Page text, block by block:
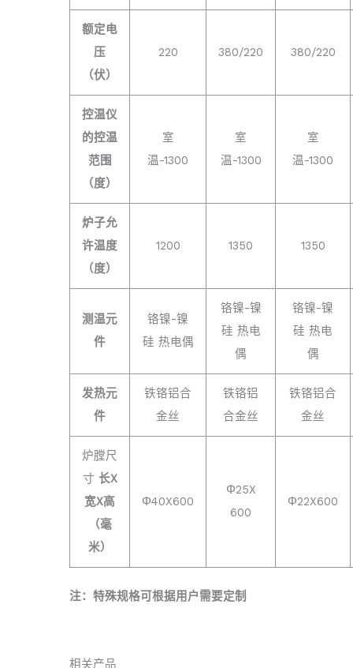
额定电
压
（伏）
220 380/220 380/220
控温仪
的控温
范围
（度）
室
温-1300
室
温-1300
室
温-1300
炉子允
许温度
（度）
1200 1350 1350
测温元
件
铬镍-镍
硅 热电偶
铬镍-镍
硅 热电
偶
铬镍-镍
硅 热电
偶
发热元
件
铁铬铝合
金丝
铁铬铝
合金丝
铁铬铝合
金丝
炉膛尺
寸 长X
宽X高
（毫
米）
Φ40X600
Φ25X
600
Φ22X600
注：特殊规格可根据用户需要定制
相关产品